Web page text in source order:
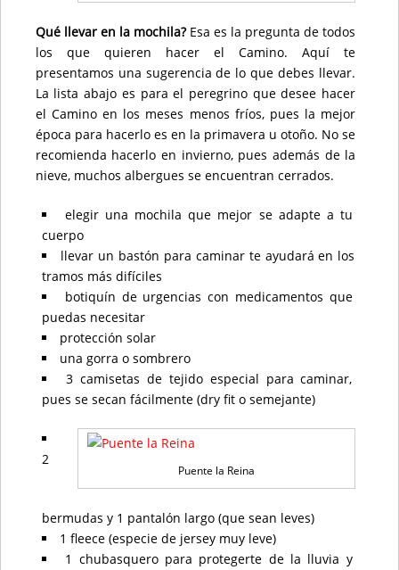
Qué llevar en la mochila?Esa es la pregunta de todos
los que quieren hacer el Camino. Aquí te
presentamos una sugerencia de lo que debes llevar.
La lista abajo es para el peregrino que desee hacer
el Camino en los meses menos fríos, pues la mejor
época para hacerlo es en la primavera u otoño. No se
recomienda hacerlo en invierno, pues además de la
nieve, muchos albergues se encuentran cerrados.
elegir una mochila que mejor se adapte a tu
cuerpo
llevar un bastón para caminar te ayudará en los
tramos más difíciles
botiquín de urgencias con medicamentos que
puedas necesitar
protección solar
una gorra o sombrero
3 camisetas de tejido especial para caminar,
pues se secan fácilmente (dry fit o semejante)
Puente la Reina
2
bermudas y 1 pantalón largo (que sean leves)
1 fleece (especie de jersey muy leve)
1 chubasquero para protegerte de la lluvia y